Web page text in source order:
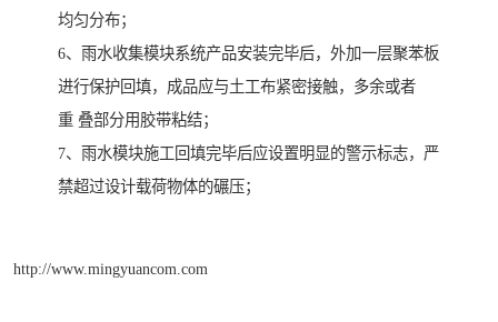
均匀分布；
6、雨水收集模块系统产品安装完毕后，外加一层聚苯板
进行保护回填，成品应与土工布紧密接触，多余或者
重 叠部分用胶带粘结；
7、雨水模块施工回填完毕后应设置明显的警示标志，严
禁超过设计载荷物体的碾压；
http://www.mingyuancom.com